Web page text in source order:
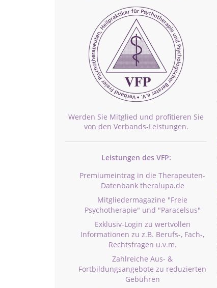
Werden Sie Mitglied und profitieren Sie
von den Verbands-Leistungen.
Leistungen des VFP:
Premiumeintrag in die Therapeuten-
Datenbank theralupa.de
Mitgliedermagazine "Freie
Psychotherapie" und "Paracelsus"
Exklusiv-Login zu wertvollen
Informationen zu z.B. Berufs-, Fach-,
Rechtsfragen u.v.m.
Zahlreiche Aus- &
Fortbildungsangebote zu reduzierten
Gebühren